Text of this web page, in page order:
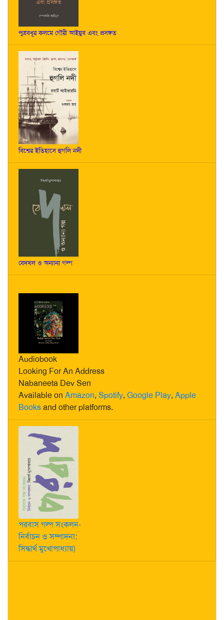
পুত্রবধূর কলমে গৌরী আইয়ুব এবং প্রসঙ্গত
বিশ্বের ইতিহাসে হুগলি নদী
বেদখল ও অন্যান্য গল্প
Audiobook
Looking For An Address
Nabaneeta Dev Sen
Available on Amazon, Spotify, Google Play, Apple
Booksand other platforms.
পরবাস গল্প সংকলন-
নির্বাচন ও সম্পাদনা:
সিদ্ধার্থ মুখোপাধ্যায়)